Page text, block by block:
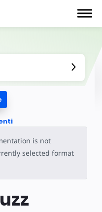
is not
selected format